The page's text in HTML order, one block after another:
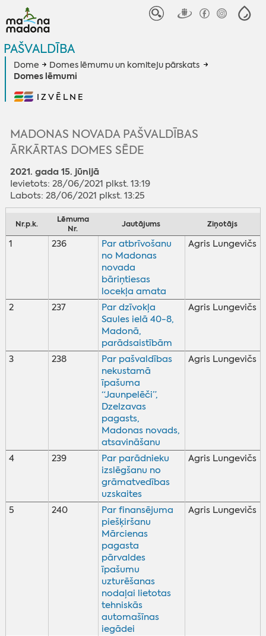
PAŠVALDĪBA
Dome Domes lēmumu un komiteju pārskats
Domes lēmumi
IZVĒLNE
MADONAS NOVADA PAŠVALDĪBAS
ĀRKĀRTAS DOMES SĒDE
2021. gada 15. jūnijā
Ievietots: 28/06/2021 plkst. 13:19
Labots: 28/06/2021 plkst. 13:25
Nr.p.k.
Lēmuma
Nr.
Jautājums Ziņotājs
1 236
Par atbrīvošanu
no Madonas
novada
bāriņtiesas
locekļa amata
Agris Lungevičs
2 237
Par dzīvokļa
Saules ielā 40-8,
Madonā,
parādsaistībām
Agris Lungevičs
3 238
Par pašvaldības
nekustamā
īpašuma
“Jaunpelēči”,
Dzelzavas
pagasts,
Madonas novads,
atsavināšanu
Agris Lungevičs
4 239
Par parādnieku
izslēgšanu no
grāmatvedības
uzskaites
Agris Lungevičs
5 240
Par finansējuma
piešķiršanu
Mārcienas
pagasta
pārvaldes
īpašumu
uzturēšanas
nodaļai lietotas
tehniskās
automašīnas
iegādei
Agris Lungevičs